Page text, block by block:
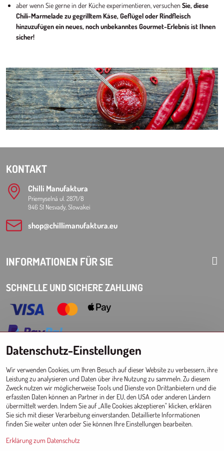
aber wenn Sie gerne in der Küche experimentieren, versuchenSie, diese
Chili-Marmelade zu gegrilltem Käse, Geflügel oder Rindfleisch
hinzuzufügen ein neues, noch unbekanntes Gourmet-Erlebnis ist Ihnen
sicher!
KONTAKT
Chilli Manufaktura
Priemyselná ul. 2871/8
946 51 Nesvady, Slowakei
shop​@chillimanufaktura​.eu
INFORMATIONEN FÜR SIE
SCHNELLE UND SICHERE ZAHLUNG
Choose Eshop for your delivery country:
AT CZ DE SK HU PL EU other countries
GROSSHANDEL FÜR GESCHÄFTE
Registrierung l Loginzum Großhandel
Since 2017 © CM
Datenschutz-Einstellungen
Wir verwenden Cookies, um Ihren Besuch auf dieser Website zu verbessern, ihre
Leistung zu analysieren und Daten über ihre Nutzung zu sammeln. Zu diesem
Zweck nutzen wir möglicherweise Tools und Dienste von Drittanbietern und die
erfassten Daten können an Partner in der EU, den USA oder anderen Ländern
übermittelt werden. Indem Sie auf „Alle Cookies akzeptieren" klicken, erklären
Sie sich mit dieser Verarbeitung einverstanden. Detaillierte Informationen
finden Sie weiter unten oder Sie können Ihre Einstellungen bearbeiten.
Erklärung zum Datenschutz